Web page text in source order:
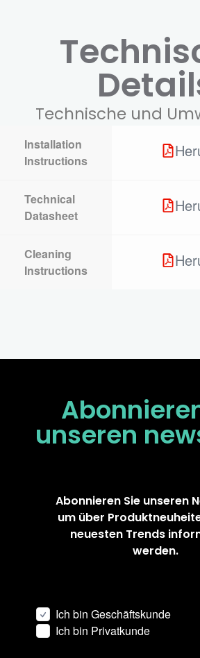
Technische und
Installation
Instructions
Technical
Datasheet
Cleaning
Instructions
unseren
Abonnieren Sie unseren
um über
neuesten Trends
werden.
Ich bin Geschäftskunde
Ich bin Privatkunde